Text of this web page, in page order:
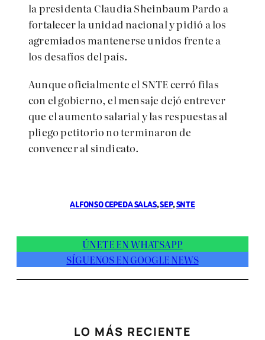
la presidenta Claudia Sheinbaum Pardo a
fortalecer la unidad nacional y pidió a los
agremiados mantenerse unidos frente a
los desafíos del país.
Aunque oficialmente el SNTE cerró filas
con el gobierno, el mensaje dejó entrever
que el aumento salarial y las respuestas al
pliego petitorio no terminaron de
convencer al sindicato.
ALFONSO CEPEDA SALAS, SEP, SNTE
ÚNETE EN WHATSAPP
SÍGUENOS EN GOOGLE NEWS
LO MÁS RECIENTE